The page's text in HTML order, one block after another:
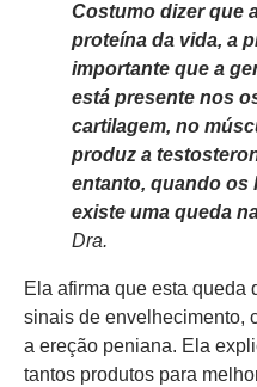
Costumo dizer que
proteína da vida, a
importante que a
está presente nos
cartilagem, no
produz a
entanto, quando os
existe uma queda
Dra.
Ela afirma que esta queda
sinais de envelhecimento,
a ereção peniana. Ela
tantos produtos para